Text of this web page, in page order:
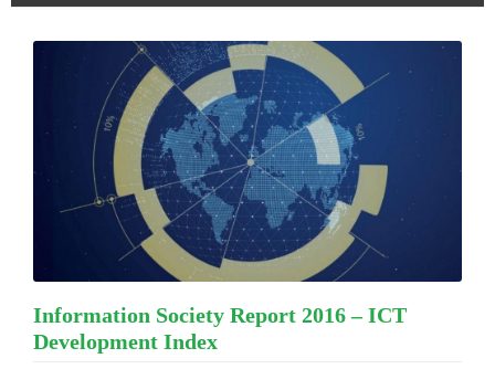
Information Society Report 2016 – ICT
Development Index